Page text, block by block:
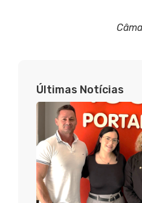
Últimas Notícias